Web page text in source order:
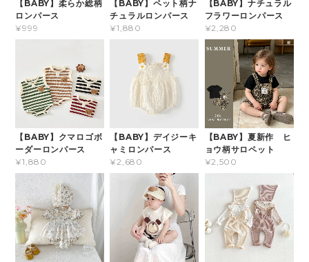
【BABY】柔らか総柄
ロンパース
¥999
【BABY】ペット柄ナ
チュラルロンパース
¥1,880
【BABY】ナチュラル
フラワーロンパース
¥2,280
【BABY】クマロゴボ
ーダーロンパース
¥1,880
【BABY】デイジーキ
ャミロンパース
¥2,680
【BABY】夏新作 ヒ
ョウ柄サロペット
¥2,500